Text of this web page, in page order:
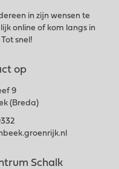
in zijn wensen te
online of kom langs in
snel!
op
9
(Breda)
Schalk